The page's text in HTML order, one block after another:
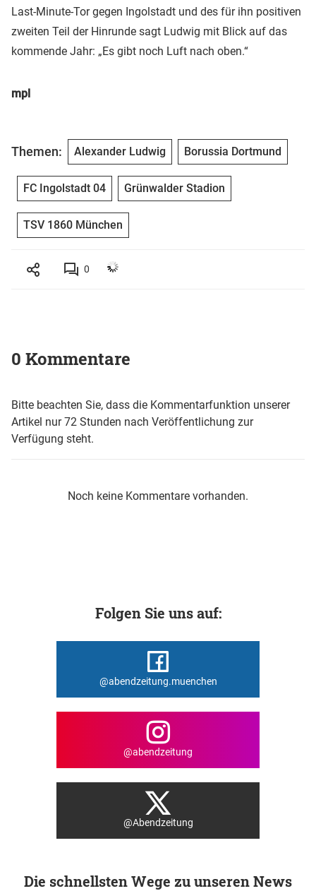
Last-Minute-Tor gegen Ingolstadt und des für ihn positiven
zweiten Teil der Hinrunde sagt Ludwig mit Blick auf das
kommende Jahr: „Es gibt noch Luft nach oben.“
mpl
Themen: Alexander Ludwig Borussia Dortmund
FC Ingolstadt 04 Grünwalder Stadion
TSV 1860 München
0
0 Kommentare
Bitte beachten Sie, dass die Kommentarfunktion unserer
Artikel nur 72 Stunden nach Veröffentlichung zur
Verfügung steht.
Noch keine Kommentare vorhanden.
Folgen Sie uns auf:
@abendzeitung.muenchen
@abendzeitung
@Abendzeitung
Die schnellsten Wege zu unseren News